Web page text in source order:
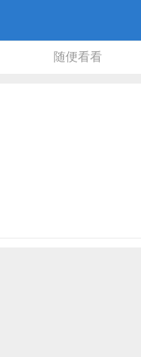
随便看看